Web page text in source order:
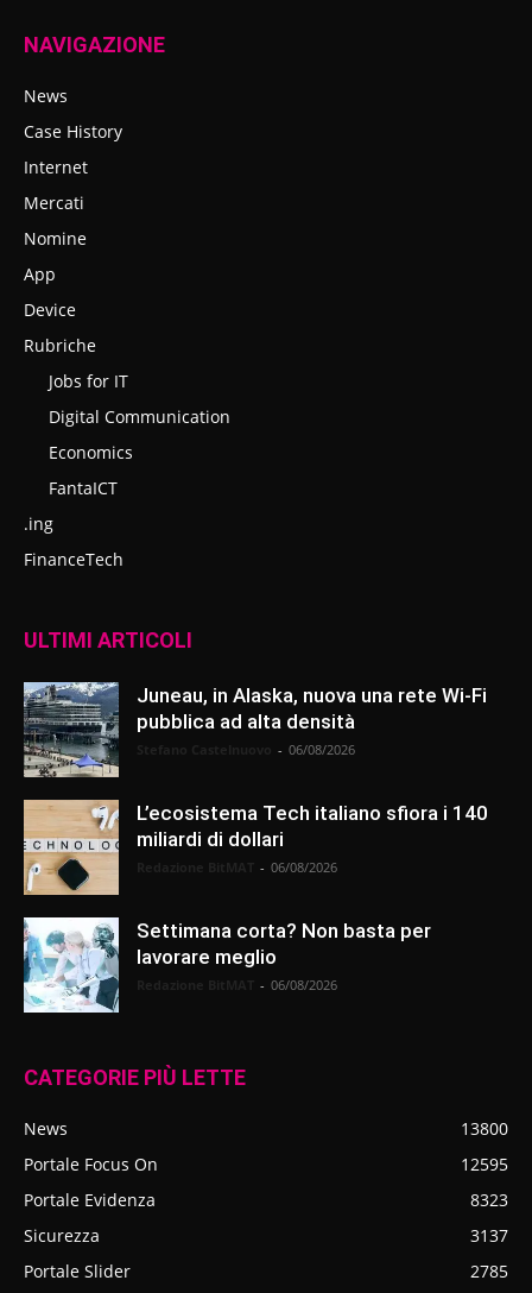
NAVIGAZIONE
News
Case History
Internet
Mercati
Nomine
App
Device
Rubriche
Jobs for IT
Digital Communication
Economics
FantaICT
.ing
FinanceTech
ULTIMI ARTICOLI
Juneau, in Alaska, nuova una rete Wi-Fi
pubblica ad alta densità
- 06/08/2026
L’ecosistema Tech italiano sfiora i 140
miliardi di dollari
- 06/08/2026
Settimana corta? Non basta per
lavorare meglio
- 06/08/2026
CATEGORIE PIÙ LETTE
News
13800
Portale Focus On
12595
Portale Evidenza
8323
Sicurezza
3137
Portale Slider
2785